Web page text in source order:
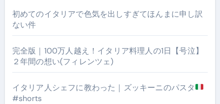
初めてのイタリアで色気を出しすぎてほんまに申し訳
ない件
完全版｜100万人越え！イタリア料理人の1日【号泣】
２年間の想い(フィレンツェ)
イタリア人シェフに教わった｜ズッキーニのパスタ
#shorts